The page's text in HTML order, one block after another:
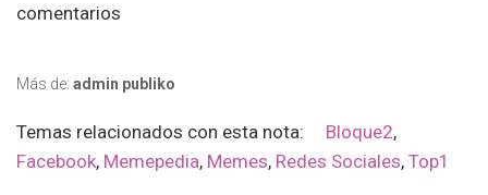
comentarios
Más de: admin publiko
Temas relacionados con esta nota: Bloque2,
Facebook, Memepedia, Memes, Redes Sociales, Top1